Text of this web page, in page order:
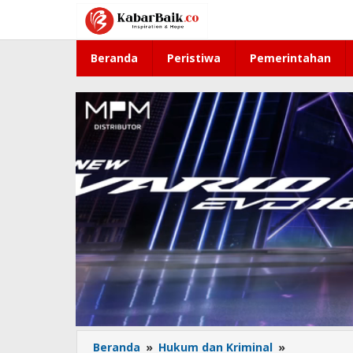
konten
Beranda Peristiwa Pemerintahan
Beranda » Hukum dan Kriminal »